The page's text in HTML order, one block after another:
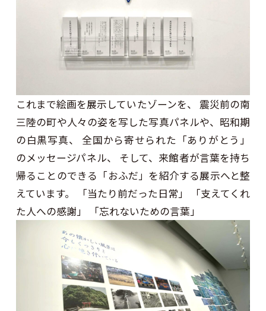
これまで絵画を展示していたゾーンを、 震災前の南
三陸の町や人々の姿を写した写真パネルや、昭和期
の白黒写真、 全国から寄せられた「ありがとう」
のメッセージパネル、 そして、来館者が言葉を持ち
帰ることのできる「おふだ」を紹介する展示へと整
えています。 「当たり前だった日常」 「支えてくれ
た人への感謝」 「忘れないための言葉」